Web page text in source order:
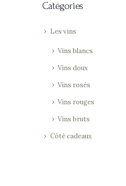
Catégories
Les vins
Vins blancs
Vins doux
Vins rosés
Vins rouges
Vins bruts
Côté cadeaux